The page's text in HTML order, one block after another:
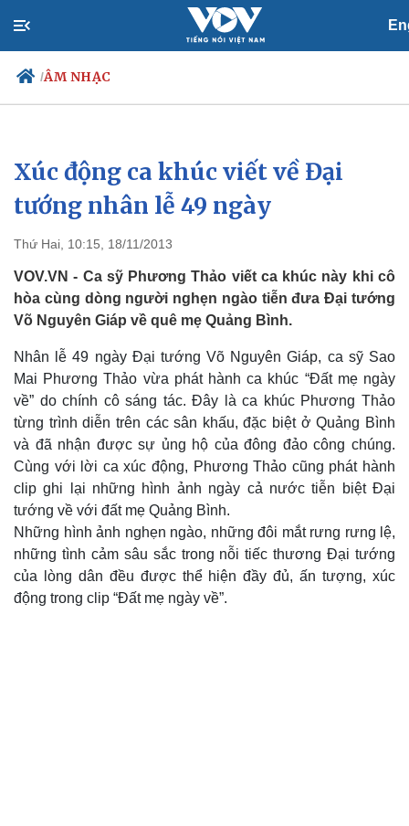
/ÂM NHẠC
Chính trị
Đảng
Tổ chức nhân sự
Nhận diện sự thật
Xã hội
Tin 24h
Dự báo thời tiết
Việc làm
Biển đảo
Thế giới
Quan sát
Multimedia
Xúc động ca khúc viết về Đại
tướng nhân lễ 49 ngày
Thứ Hai, 10:15, 18/11/2013
VOV.VN - Ca sỹ Phương Thảo viết ca khúc này khi cô
hòa cùng dòng người nghẹn ngào tiễn đưa Đại tướng
Võ Nguyên Giáp về quê mẹ Quảng Bình.
Nhân lễ 49 ngày Đại tướng Võ Nguyên Giáp, ca sỹ Sao
Mai Phương Thảo vừa phát hành ca khúc “Đất mẹ ngày
về” do chính cô sáng tác. Đây là ca khúc Phương Thảo
từng trình diễn trên các sân khấu, đặc biệt ở Quảng Bình
và đã nhận được sự ủng hộ của đông đảo công chúng.
Cùng với lời ca xúc động, Phương Thảo cũng phát hành
clip ghi lại những hình ảnh ngày cả nước tiễn biệt Đại
tướng về với đất mẹ Quảng Bình.
Những hình ảnh nghẹn ngào, những đôi mắt rưng rưng lệ,
những tình cảm sâu sắc trong nỗi tiếc thương Đại tướng
của lòng dân đều được thể hiện đầy đủ, ấn tượng, xúc
động trong clip “Đất mẹ ngày về”.